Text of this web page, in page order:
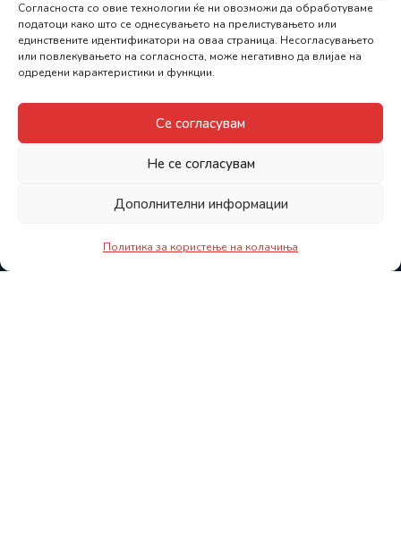
Согласноста со овие технологии ќе ни овозможи да обработуваме
податоци како што се однесувањето на прелистувањето или
единствените идентификатори на оваа страница. Несогласувањето
или повлекувањето на согласноста, може негативно да влијае на
одредени карактеристики и функции.
Се согласувам
Не се согласувам
Дополнителни информации
Политика за користење на колачиња